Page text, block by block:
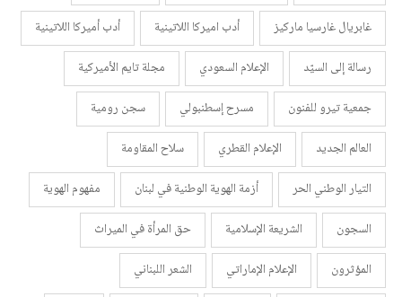
غابريال غارسيا ماركيز
أدب اميركا اللاتينية
أدب أميركا اللاتينية
رسالة إلى السيّد
الإعلام السعودي
مجلة تايم الأميركية
جمعية تيرو للفنون
مسرح إسطنبولي
سجن رومية
العالم الجديد
الإعلام القطري
سلاح المقاومة
التيار الوطني الحر
أزمة الهوية الوطنية في لبنان
مفهوم الهوية
السجون
الشريعة الإسلامية
حق المرأة في الميراث
المؤثرون
الإعلام الإماراتي
الشعر اللبناني